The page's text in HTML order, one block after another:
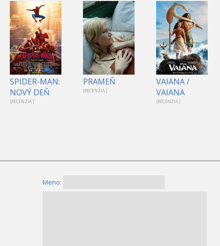
1
SPIDER-MAN:
NOVÝ DEŇ
[RECENZIA ]
PRAMEŇ
[RECENZIA ]
VAIANA /
VAIANA
[RECENZIA ]
Meno: